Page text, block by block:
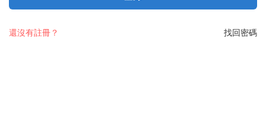
找回密碼
還沒有註冊？